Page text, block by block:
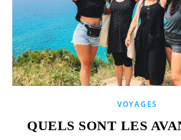
VOYAGES
QUELS SONT LES